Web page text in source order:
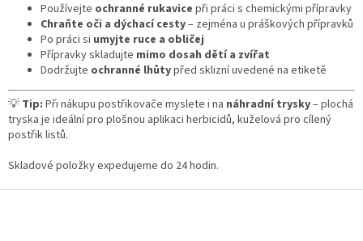
Používejte ochranné rukavice při práci s chemickými přípravky
Chraňte oči a dýchací cesty– zejména u práškových přípravků
Po práci si umyjte ruce a obličej
Přípravky skladujte mimo dosah dětí a zvířat
Dodržujte ochranné lhůtypřed sklizní uvedené na etiketě
💡 Tip: Při nákupu postřikovače myslete i na náhradní trysky– plochá
tryska je ideální pro plošnou aplikaci herbicidů, kuželová pro cílený
postřik listů.
Skladové položky expedujeme do 24 hodin.